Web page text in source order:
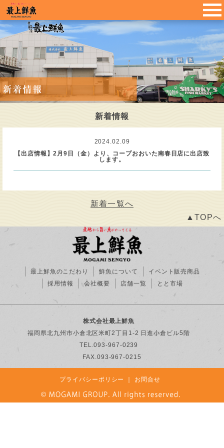
新着情報
2024.02.09
【出店情報】2月9日（金）より、コープおおいた南春日店に出店致
します。
新着一覧へ
▲TOPへ
最上鮮魚のこだわり 鮮魚について
イベント販売商品
採用情報
会社概要 店舗一覧 とと市場
株式会社最上鮮魚
福岡県北九州市小倉北区米町2丁目1-2 日進小倉ビル5階
TEL.093-967-0239
FAX.093-967-0215
プライバシーポリシー お問合せ